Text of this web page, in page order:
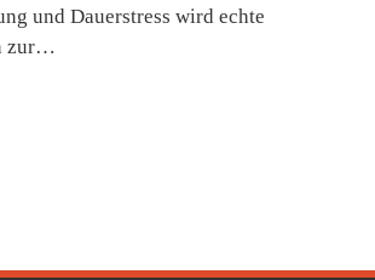
und Dauerstress wird echte
zur…